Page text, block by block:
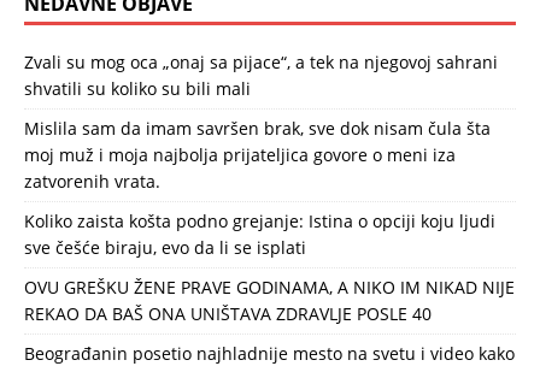
Zvali su mog oca „onaj sa pijace“, a tek na njegovoj sahrani
shvatili su koliko su bili mali
Mislila sam da imam savršen brak, sve dok nisam čula šta
moj muž i moja najbolja prijateljica govore o meni iza
zatvorenih vrata.
Koliko zaista košta podno grejanje: Istina o opciji koju ljudi
sve češće biraju, evo da li se isplati
OVU GREŠKU ŽENE PRAVE GODINAMA, A NIKO IM NIKAD NIJE
REKAO DA BAŠ ONA UNIŠTAVA ZDRAVLJE POSLE 40
Beograđanin posetio najhladnije mesto na svetu i video kako